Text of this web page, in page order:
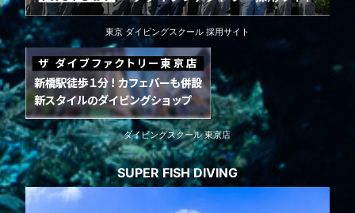
東京 ダイビングスクール 採用サイト
ダイビングスクール 東京店
SUPER FISH DIVING